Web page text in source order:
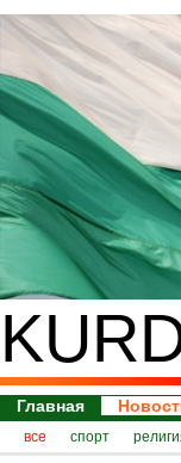
Главная
все спорт